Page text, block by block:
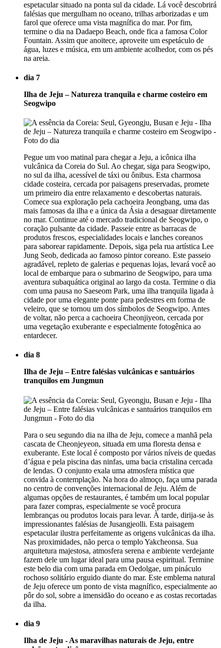
espetacular situado na ponta sul da cidade. Lá você descobrirá
falésias que mergulham no oceano, trilhas arborizadas e um
farol que oferece uma vista magnífica do mar. Por fim,
termine o dia na Dadaepo Beach, onde fica a famosa Color
Fountain. Assim que anoitece, aproveite um espetáculo de
água, luzes e música, em um ambiente acolhedor, com os pés
na areia.
dia 7
Ilha de Jeju – Natureza tranquila e charme costeiro em
Seogwipo
Pegue um voo matinal para chegar a Jeju, a icônica ilha
vulcânica da Coreia do Sul. Ao chegar, siga para Seogwipo,
no sul da ilha, acessível de táxi ou ônibus. Esta charmosa
cidade costeira, cercada por paisagens preservadas, promete
um primeiro dia entre relaxamento e descobertas naturais.
Comece sua exploração pela cachoeira Jeongbang, uma das
mais famosas da ilha e a única da Ásia a desaguar diretamente
no mar. Continue até o mercado tradicional de Seogwipo, o
coração pulsante da cidade. Passeie entre as barracas de
produtos frescos, especialidades locais e lanches coreanos
para saborear rapidamente. Depois, siga pela rua artística Lee
Jung Seob, dedicada ao famoso pintor coreano. Este passeio
agradável, repleto de galerias e pequenas lojas, levará você ao
local de embarque para o submarino de Seogwipo, para uma
aventura subaquática original ao largo da costa. Termine o dia
com uma pausa no Saeseom Park, uma ilha tranquila ligada à
cidade por uma elegante ponte para pedestres em forma de
veleiro, que se tornou um dos símbolos de Seogwipo. Antes
de voltar, não perca a cachoeira Cheonjiyeon, cercada por
uma vegetação exuberante e especialmente fotogênica ao
entardecer.
dia 8
Ilha de Jeju – Entre falésias vulcânicas e santuários
tranquilos em Jungmun
Para o seu segundo dia na ilha de Jeju, comece a manhã pela
cascata de Cheonjeyeon, situada em uma floresta densa e
exuberante. Este local é composto por vários níveis de quedas
d’água e pela piscina das ninfas, uma bacia cristalina cercada
de lendas. O conjunto exala uma atmosfera mística que
convida à contemplação. Na hora do almoço, faça uma parada
no centro de convenções internacional de Jeju. Além de
algumas opções de restaurantes, é também um local popular
para fazer compras, especialmente se você procura
lembranças ou produtos locais para levar. À tarde, dirija-se às
impressionantes falésias de Jusangjeolli. Esta paisagem
espetacular ilustra perfeitamente as origens vulcânicas da ilha.
Nas proximidades, não perca o templo Yakcheonsa. Sua
arquitetura majestosa, atmosfera serena e ambiente verdejante
fazem dele um lugar ideal para uma pausa espiritual. Termine
este belo dia com uma parada em Oedolgae, um pináculo
rochoso solitário erguido diante do mar. Este emblema natural
de Jeju oferece um ponto de vista magnífico, especialmente ao
pôr do sol, sobre a imensidão do oceano e as costas recortadas
da ilha.
dia 9
Ilha de Jeju - As maravilhas naturais de Jeju, entre